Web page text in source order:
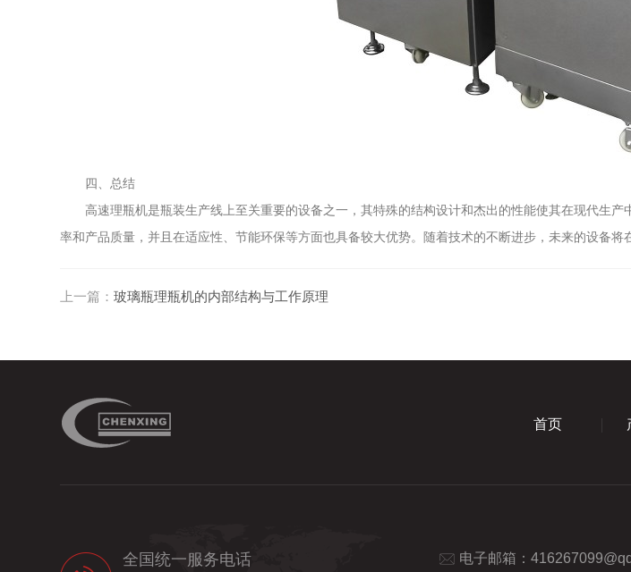
四、总结
高速理瓶机是瓶装生产线上至关重要的设备之一，其特殊的结构设计和杰出的性能使其在现代生产
率和产品质量，并且在适应性、节能环保等方面也具备较大优势。随着技术的不断进步，未来的设备将
上一篇：玻璃瓶理瓶机的内部结构与工作原理
首页
全国统一服务电话 电子邮箱：